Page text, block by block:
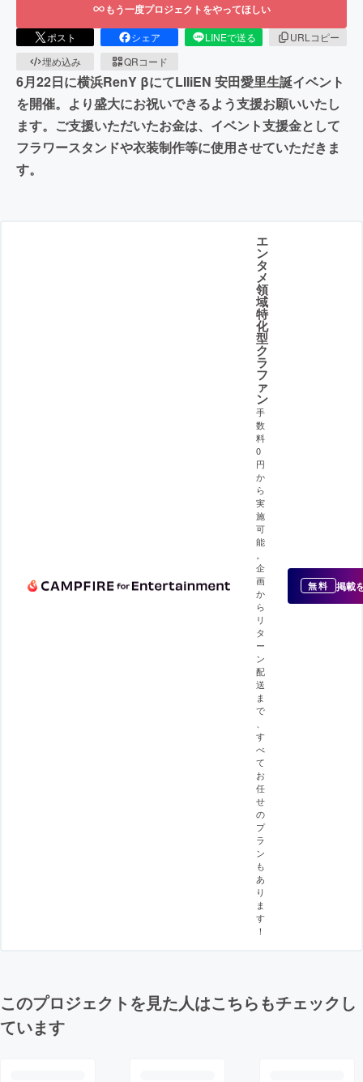
もう一度プロジェクトをやってほしい
ポスト シェア LINEで送る
URLコピー
埋め込み
QRコード
6月22日に横浜RenY βにてLIIiEN 安田愛里生誕イベント
を開催。より盛大にお祝いできるよう支援お願いいたし
ます。ご支援いただいたお金は、イベント支援金として
フラワースタンドや衣装制作等に使用させていただきま
す。
エ
ン
タ
メ
領
域
特
化
型
ク
ラ
フ
ァ
ン
手
数
料
0
円
か
ら
実
施
可
能
企
画
か
ら
リ
タ
ー
ン
配
送
ま
で
す
べ
て
お
任
せ
の
プ
ラ
ン
も
あ
り
ま
す
！
無料 掲載
このプロジェクトを見た人はこちらもチェックし
ています